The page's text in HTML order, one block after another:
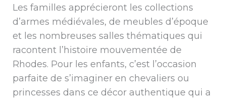
Les familles apprécieront les collections
d’armes médiévales, de meubles d’époque
et les nombreuses salles thématiques qui
racontent l’histoire mouvementée de
Rhodes. Pour les enfants, c’est l’occasion
parfaite de s’imaginer en chevaliers ou
princesses dans ce décor authentique qui a